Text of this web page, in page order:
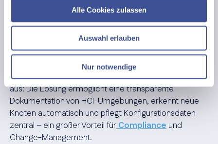
Alle Cookies zulassen
Auswahl erlauben
Nur notwendige
Integration in bestehende IT-
Landschaften
Grundsätzlich gilt: DieIntegrationin bestehende IT-
Service-Management-Prozesse sollte möglichst
nahtlos erfolgen. Hier spielt i-doit zahlreiche Vorteile
aus: Die Lösung ermöglicht eine transparente
Dokumentation von HCI-Umgebungen, erkennt neue
Knoten automatisch und pflegt Konfigurationsdaten
zentral – ein großer Vorteil für Compliance und
Change-Management.